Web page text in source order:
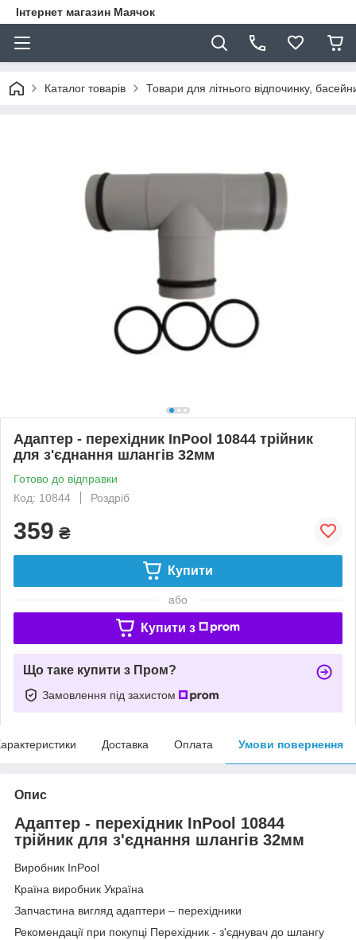
Інтернет магазин Маячок
Каталог товарів Товари для літнього відпочинку,
Адаптер - перехідник InPool 10844 трійник
для з'єднання шлангів 32мм
Готово до відправки
Код: 10844
Роздріб
359 ₴
Купити
або
Купити з
Що таке купити з Пром?
Замовлення під захистом
Доставка Оплата Умови повернення
Опис
Адаптер - перехідник InPool 10844
трійник для з'єднання шлангів 32мм
Виробник InPool
Країна виробник Україна
Запчастина вигляд адаптери – перехідники
Рекомендації при покупці Перехідник - з'єднувач до шлангу